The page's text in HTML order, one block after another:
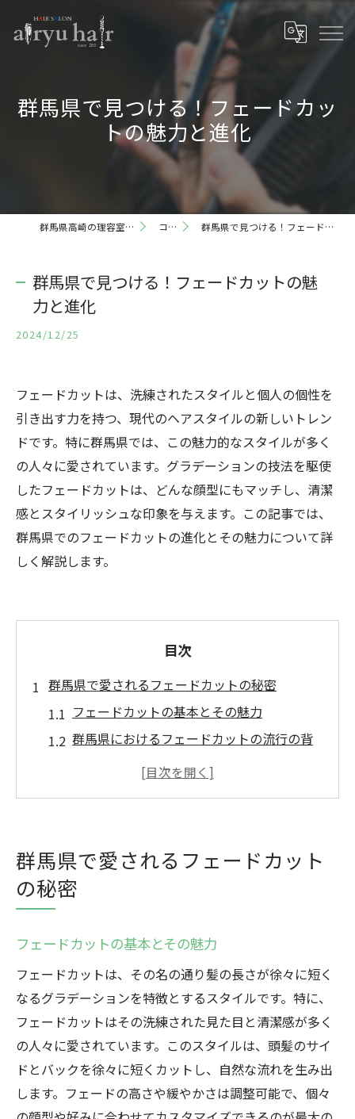
群馬県で見つける！フェードカッ
トの魅力と進化
群馬県高崎の理容室ならairyu hair コラム 群馬県で見つける！フェードカットの魅力と進化
群馬県で見つける！フェードカットの魅
力と進化
2024/12/25
フェードカットは、洗練されたスタイルと個人の個性を
引き出す力を持つ、現代のヘアスタイルの新しいトレン
ドです。特に群馬県では、この魅力的なスタイルが多く
の人々に愛されています。グラデーションの技法を駆使
したフェードカットは、どんな顔型にもマッチし、清潔
感とスタイリッシュな印象を与えます。この記事では、
群馬県でのフェードカットの進化とその魅力について詳
しく解説します。
目次
群馬県で愛されるフェードカットの秘密
フェードカットの基本とその魅力
群馬県におけるフェードカットの流行の背
フェードカットがもたらす新たなイメージ
フェードカット選びで知っておきたいポイ
フェードカットで引き出す個性とスタイルの新
境地
個性を引き立てるフェードカットのデザイ
ン
スタイルに合わせたフェードカットの選び
方
フェードカットで表現する自分らしさ
群馬県で愛されるフェードカット
の秘密
フェードカットの基本とその魅力
フェードカットは、その名の通り髪の長さが徐々に短く
なるグラデーションを特徴とするスタイルです。特に、
フェードカットはその洗練された見た目と清潔感が多く
の人々に愛されています。このスタイルは、頭髪のサイ
ドとバックを徐々に短くカットし、自然な流れを生み出
します。フェードの高さや緩やかさは調整可能で、個々